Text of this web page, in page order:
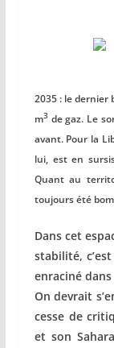
2035 : le dernier
m3de gaz. Le
avant. Pour la
lui, est en
Quant au
toujours été
Dans cet
stabilité,
enraciné
On devrait
cesse de
et son